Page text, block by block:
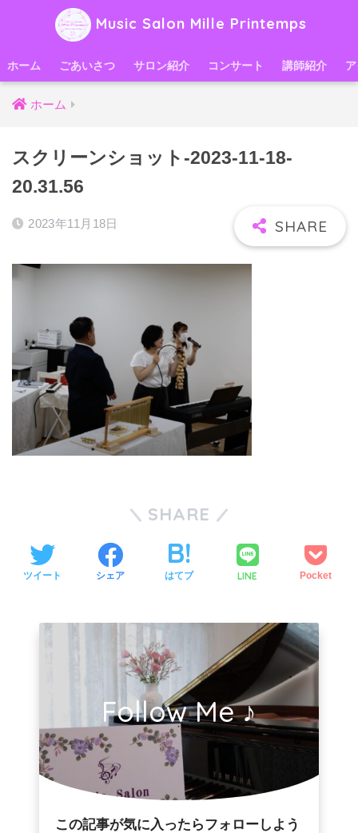
Music Salon Mille Printemps
ホーム ごあいさつ サロン紹介 コンサート 講師紹介
ホーム
スクリーンショット-2023-11-18-
20.31.56
2023年11月18日
SHARE
ツイート シェア はてブ LINE Pocket
Follow Me ♪
この記事が気に入ったらフォローしよう